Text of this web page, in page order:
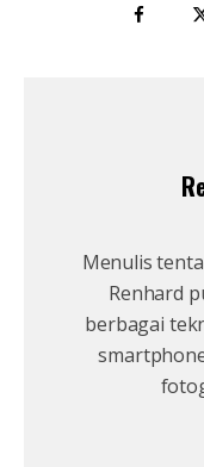
Menulis
Renhard
berbagai